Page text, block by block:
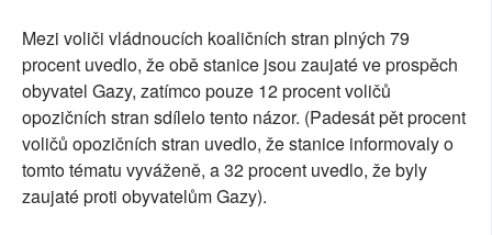
Mezi voliči vládnoucích koaličních stran plných 79
procent uvedlo, že obě stanice jsou zaujaté ve prospěch
obyvatel Gazy, zatímco pouze 12 procent voličů
opozičních stran sdílelo tento názor. (Padesát pět procent
voličů opozičních stran uvedlo, že stanice informovaly o
tomto tématu vyváženě, a 32 procent uvedlo, že byly
zaujaté proti obyvatelům Gazy).